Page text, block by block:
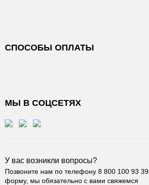
СПОСОБЫ ОПЛАТЫ
МЫ В СОЦСЕТЯХ
У вас возникли вопросы?
Позвоните нам по телефону 8 800 100 93 39
форму, мы обязательно с вами свяжемся